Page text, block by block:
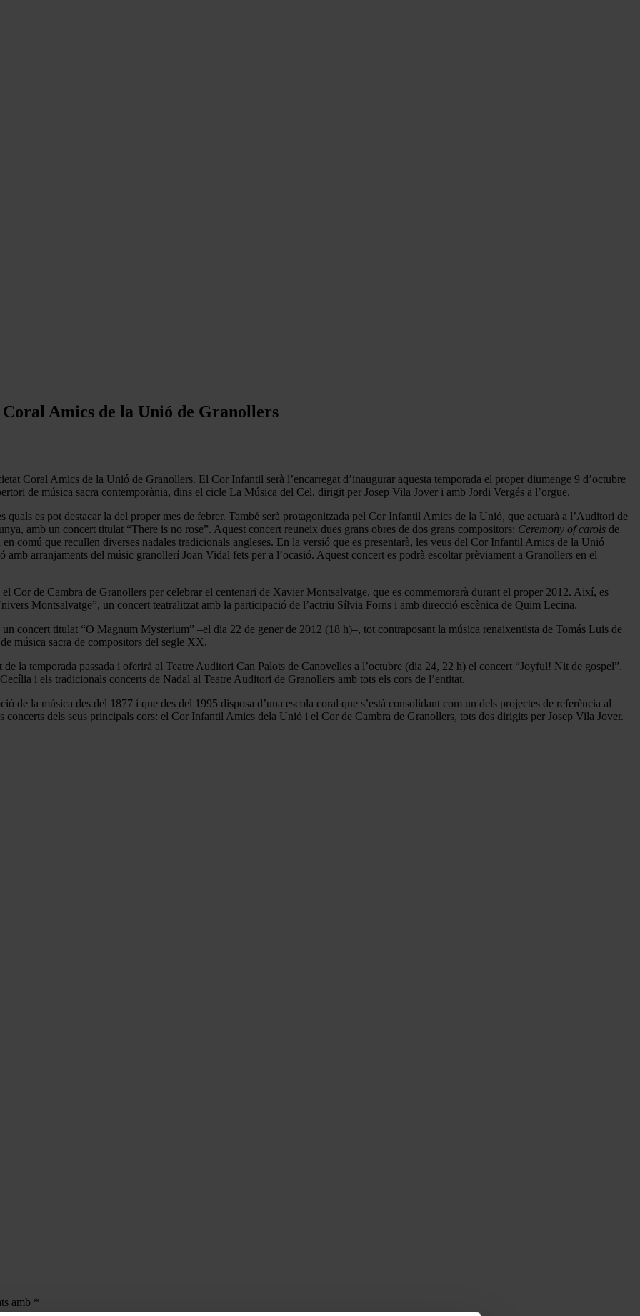
Amics de la Unió de Granollers
Coral Amics de la Unió de Granollers. El Cor Infantil serà l’encarregat d’inaugurar aquesta temporada el proper diumenge 9 d’octubre
de música sacra contemporània, dins el cicle La Música del Cel, dirigit per Josep Vila Jover i amb Jordi Vergés a l’orgue.
quals es pot destacar la del proper mes de febrer. També serà protagonitzada pel Cor Infantil Amics de la Unió, que actuarà a l’Auditori de
amb un concert titulat “There is no rose”. Aquest concert reuneix dues grans obres de dos grans compositors: Ceremony of carols de
comú que recullen diverses nadales tradicionals angleses. En la versió que es presentarà, les veus del Cor Infantil Amics de la Unió
amb arranjaments del músic granollerí Joan Vidal fets per a l’ocasió. Aquest concert es podrà escoltar prèviament a Granollers en el
Cor de Cambra de Granollers per celebrar el centenari de Xavier Montsalvatge, que es commemorarà durant el proper 2012. Així, es
Montsalvatge”, un concert teatralitzat amb la participació de l’actriu Sílvia Forns i amb direcció escènica de Quim Lecina.
concert titulat “O Magnum Mysterium” –el dia 22 de gener de 2012 (18 h)–, tot contraposant la música renaixentista de Tomás Luis de
música sacra de compositors del segle XX.
la temporada passada i oferirà al Teatre Auditori Can Palots de Canovelles a l’octubre (dia 24, 22 h) el concert “Joyful! Nit de gospel”.
i els tradicionals concerts de Nadal al Teatre Auditori de Granollers amb tots els cors de l’entitat.
de la música des del 1877 i que des del 1995 disposa d’una escola coral que s’està consolidant com un dels projectes de referència al
dels seus principals cors: el Cor Infantil Amics dela Unió i el Cor de Cambra de Granollers, tots dos dirigits per Josep Vila Jover.
amb *